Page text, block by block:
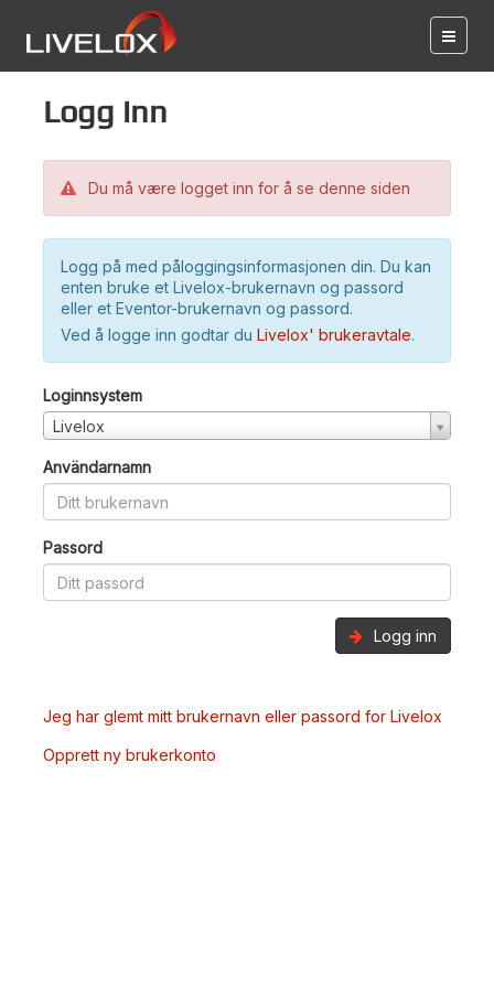
Logg inn
Du må være logget inn for å se denne siden
Logg på med påloggingsinformasjonen din. Du kan
enten bruke et Livelox-brukernavn og passord
eller et Eventor-brukernavn og passord.
Ved å logge inn godtar du Livelox' brukeravtale.
Loginnsystem
Livelox
Användarnamn
Passord
Logg inn
Jeg har glemt mitt brukernavn eller passord for Livelox
Opprett ny brukerkonto